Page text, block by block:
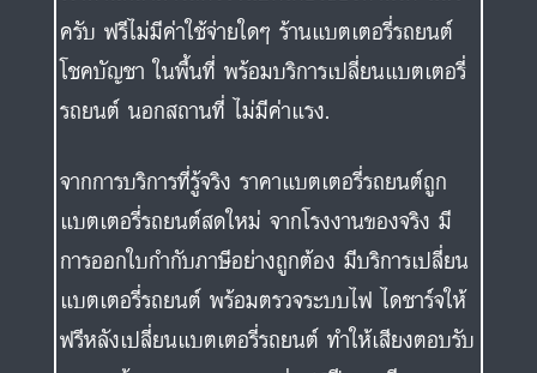
จากการบริการที่รู้จริง ราคาแบตเตอรี่รถยนต์ถูก
แบตเตอรี่รถยนต์สดใหม่ จากโรงงานของจริง มี
การออกใบกำกับภาษีอย่างถูกต้อง มีบริการเปลี่ยน
ฟรีหลังเปลี่ยนแบตเตอรี่รถยนต์ ทำให้เสียงตอบรับ
จากลูกค้ามากมายมานานกว่า 10ปี ทางทีมงาน
แบตเตอรี่โชคบัญชา ขอขอบพระคุณเป็นอย่างสูง
และพร้อมที่จะพัฒนาการบริการให้ก้าวไปสู่อีก
ระดับ เพื่อความพึงพอใจสูงสุดของทุกท่าน